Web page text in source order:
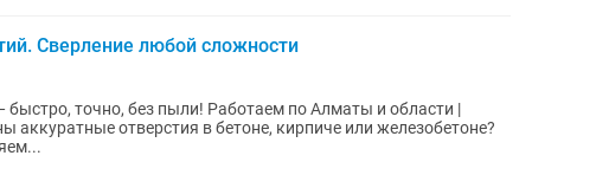
Сверление любой сложности
быстро, точно, без пыли! Работаем по Алматы и области |
отверстия в бетоне, кирпиче или железобетоне?